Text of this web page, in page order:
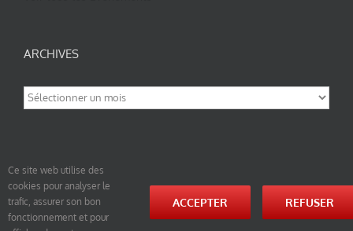
ARCHIVES
Archives
© tao-yin.co © TAO-YIN.fr Georges Charles, Hormis les pages https://tao-yin.fr/georges-charles/
et https://tao-yin.fr/san-yiquan-le-poing-des-trois-harmonies/ sous licence Creative Commons
Paternité-Partage des Conditions Initiales à l’Identique 3.0 Unported (photos de ces pages non
Ce site web utilise des
cookies pour analyser le
trafic, assurer son bon
fonctionnement et pour
ACCEPTER REFUSER